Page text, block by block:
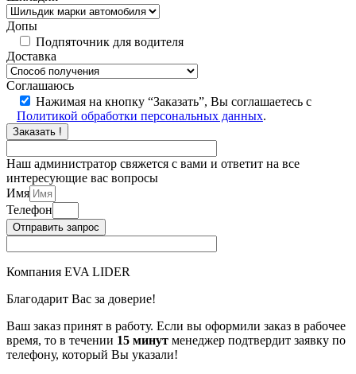
Допы
Подпяточник для водителя
Доставка
Соглашаюсь
Нажимая на кнопку “Заказать”, Вы соглашаетесь с
Политикой обработки персональных данных.
Заказать !
Наш администратор свяжется с вами и ответит на все
интересующие вас вопросы
Имя
Телефон
Отправить запрос
Компания EVA LIDER
Благодарит Вас за доверие!
Ваш заказ принят в работу. Если вы оформили заказ в рабочее
время, то в течении 15 минут менеджер подтвердит заявку по
телефону, который Вы указали!